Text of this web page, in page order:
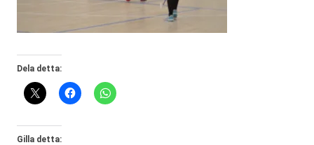
Dela detta:
Gilla detta: